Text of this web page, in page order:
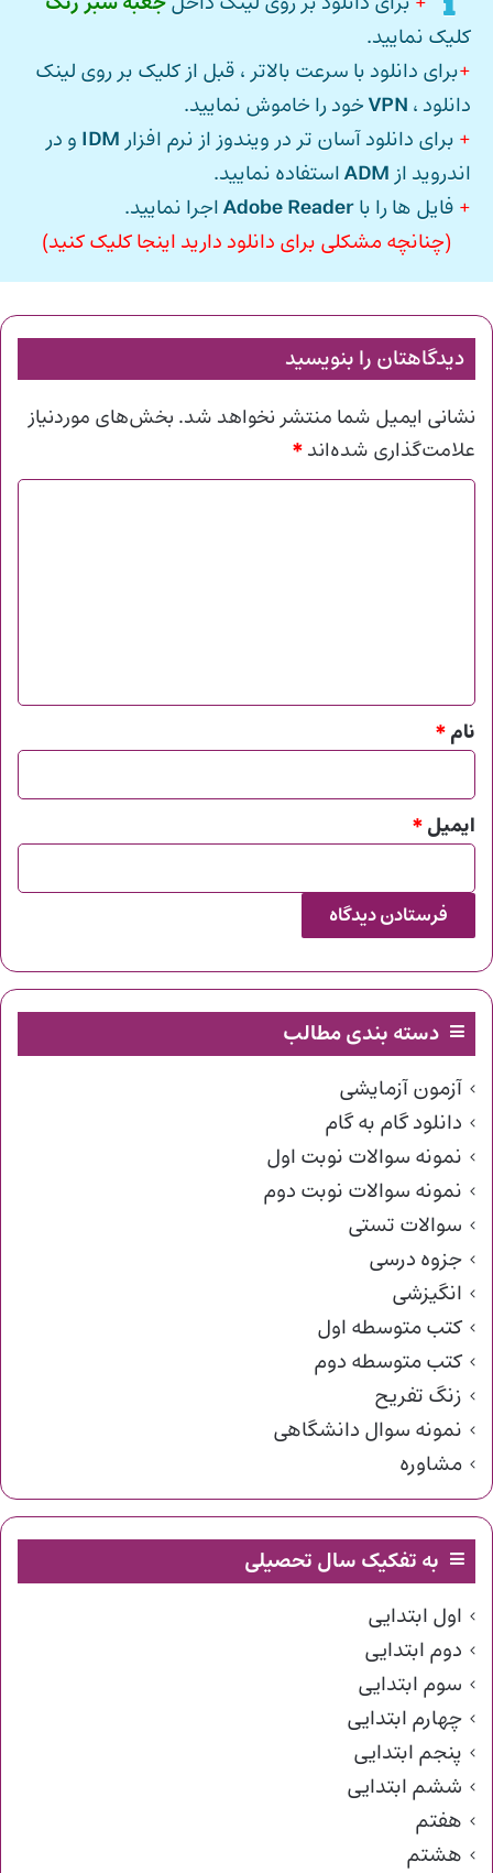
کلیک نمایید.
+برای دانلود با سرعت بالاتر ، قبل از کلیک بر روی لینک
دانلود ، VPNخود را خاموش نمایید.
+ برای دانلود آسان تر در ویندوز از نرم افزار IDM و در
اندروید از ADMاستفاده نمایید.
+ فایل ها را باAdobe Readerاجرا نمایید.
(چنانچه مشکلی برای دانلود دارید اینجا کلیک کنید)
دیدگاهتان را بنویسید
نشانی ایمیل شما منتشر نخواهد شد. بخش‌های موردنیاز
علامت‌گذاری شده‌اند*
*
نام*
ایمیل*
دسته بندی مطالب
آزمون آزمایشی
دانلود گام به گام
نمونه سوالات نوبت اول
نمونه سوالات نوبت دوم
سوالات تستی
جزوه درسی
انگیزشی
کتب متوسطه اول
کتب متوسطه دوم
زنگ تفریح
نمونه سوال دانشگاهی
مشاوره
به تفکیک سال تحصیلی
اول ابتدایی
دوم ابتدایی
سوم ابتدایی
چهارم ابتدایی
پنجم ابتدایی
ششم ابتدایی
هفتم
هشتم